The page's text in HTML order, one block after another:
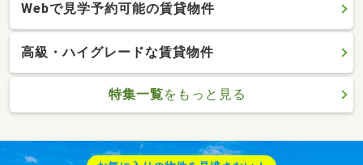
Webで見学予約可能の賃貸物件
高級・ハイグレードな賃貸物件
特集一覧をもっと見る